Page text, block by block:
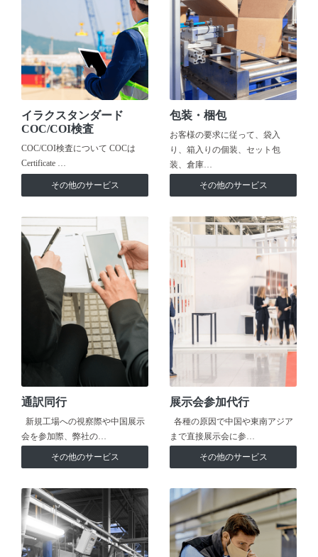
イラクスタンダード
COC/COI検査
COC/COI検査について COCは
Certificate …
その他のサービス
包装・梱包
お客様の要求に従って、袋入
り、箱入りの個装、セット包
装、倉庫…
その他のサービス
通訳同行
新規工場への視察際や中国展示
会を参加際、弊社の…
その他のサービス
展示会参加代行
各種の原因で中国や東南アジア
まで直接展示会に参…
その他のサービス